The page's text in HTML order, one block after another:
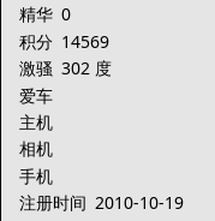
精华 0
积分 14569
激骚 302 度
爱车
主机
相机
手机
注册时间 2010-10-19